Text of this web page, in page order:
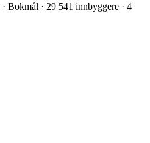
· Bokmål · 29 541 innbyggere · 4